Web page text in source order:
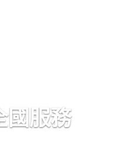
國服務